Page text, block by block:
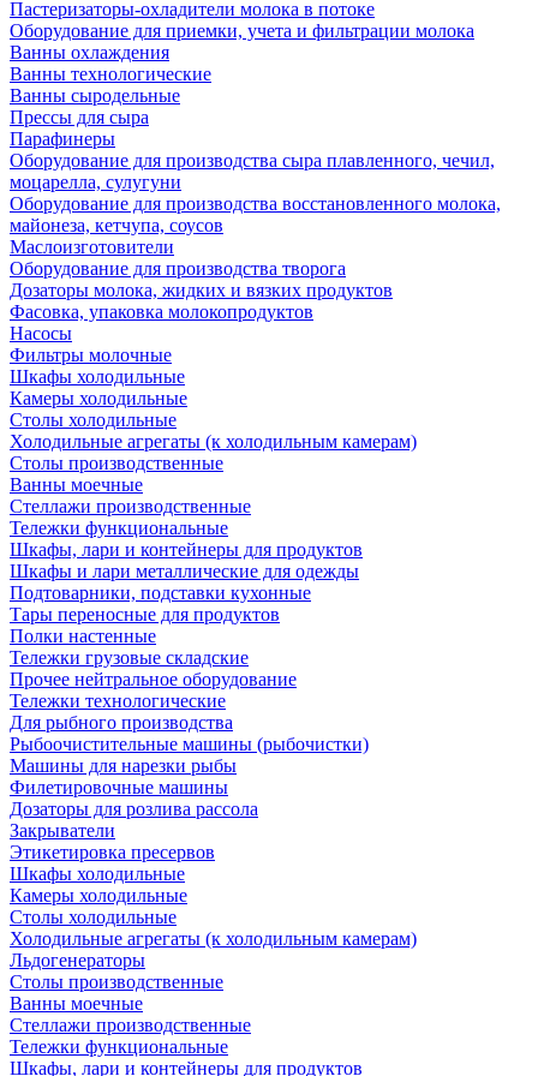
Пастеризаторы-охладители молока в потоке
Оборудование для приемки, учета и фильтрации молока
Ванны охлаждения
Ванны технологические
Ванны сыродельные
Прессы для сыра
Парафинеры
Оборудование для производства сыра плавленного, чечил,
моцарелла, сулугуни
Оборудование для производства восстановленного молока,
майонеза, кетчупа, соусов
Маслоизготовители
Оборудование для производства творога
Дозаторы молока, жидких и вязких продуктов
Фасовка, упаковка молокопродуктов
Насосы
Фильтры молочные
Шкафы холодильные
Камеры холодильные
Столы холодильные
Холодильные агрегаты (к холодильным камерам)
Столы производственные
Ванны моечные
Стеллажи производственные
Тележки функциональные
Шкафы, лари и контейнеры для продуктов
Шкафы и лари металлические для одежды
Подтоварники, подставки кухонные
Тары переносные для продуктов
Полки настенные
Тележки грузовые складские
Прочее нейтральное оборудование
Тележки технологические
Для рыбного производства
Рыбоочистительные машины (рыбочистки)
Машины для нарезки рыбы
Филетировочные машины
Дозаторы для розлива рассола
Закрыватели
Этикетировка пресервов
Шкафы холодильные
Камеры холодильные
Столы холодильные
Холодильные агрегаты (к холодильным камерам)
Льдогенераторы
Столы производственные
Ванны моечные
Стеллажи производственные
Тележки функциональные
Шкафы, лари и контейнеры для продуктов